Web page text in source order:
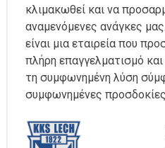
κλιμακωθεί και να
αναμενόμενες ανάγκες
είναι μια εταιρεία που
πλήρη επαγγελματισμό
τη συμφωνημένη λύση
συμφωνημένες